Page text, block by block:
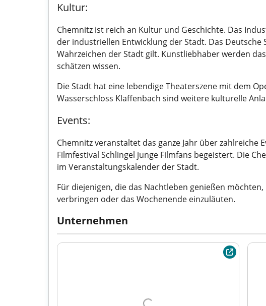
Kultur:
Chemnitz ist reich an Kultur und Geschichte. Das
der industriellen Entwicklung der Stadt. Das
Wahrzeichen der Stadt gilt. Kunstliebhaber werden
schätzen wissen.
Die Stadt hat eine lebendige Theaterszene mit dem
Wasserschloss Klaffenbach sind weitere kulturelle
Events:
Chemnitz veranstaltet das ganze Jahr über zahlreiche
Filmfestival Schlingel junge Filmfans begeistert. Die
im Veranstaltungskalender der Stadt.
Für diejenigen, die das Nachtleben genießen
verbringen oder das Wochenende einzuläuten.
Unternehmen